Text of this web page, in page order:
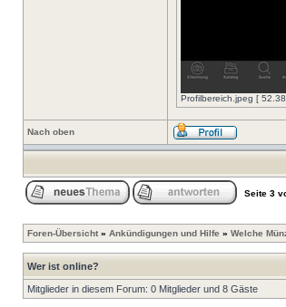
Profilbereich.jpeg [
Nach oben
Seite 3
Foren-Übersicht » Ankündigungen und Hilfe » Welche
Wer ist online?
Mitglieder in diesem Forum: 0 Mitglieder und 8 Gäste